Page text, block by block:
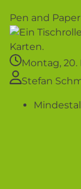
Pen and Paper
Montag, 20.
Stefan